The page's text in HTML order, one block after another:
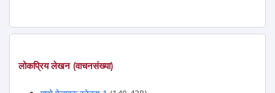
लोकप्रिय लेखन (वाचनसंख्या)